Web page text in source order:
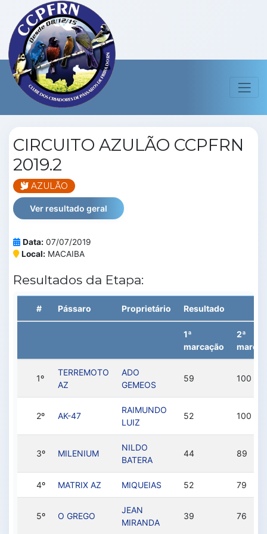
CIRCUITO AZULÃO CCPFRN
2019.2
AZULÃO
Ver resultado geral
Data: 07/07/2019
Local: MACAIBA
Resultados da Etapa:
# Pássaro Proprietário Resultado
1ª
marcação
2ª
1º
TERREMOTO
AZ
ADO
GEMEOS
59 100
2º AK-47
RAIMUNDO
LUIZ
52 100
3º MILENIUM
NILDO
BATERA
44 89
4º MATRIX AZ MIQUEIAS 52 79
5º O GREGO
JEAN
MIRANDA
39 76